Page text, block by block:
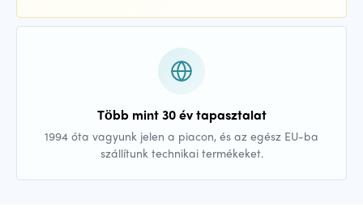
Több mint 30 év tapasztalat
1994 óta vagyunk jelen a piacon, és az egész EU-ba
szállítunk technikai termékeket.